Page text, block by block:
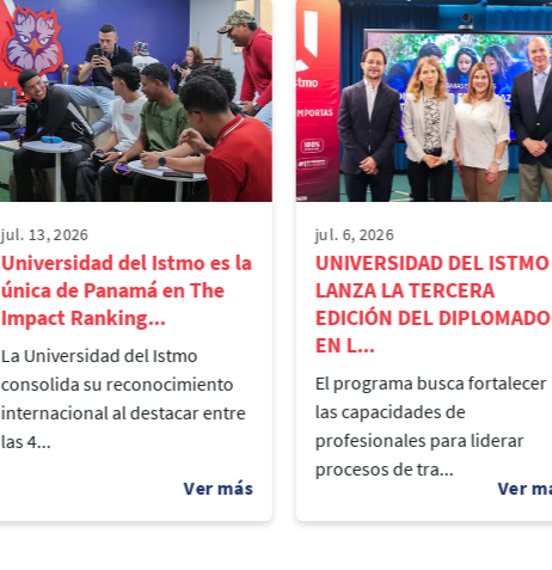
jul. 13, 2026
Universidad del Istmo es la
única de Panamá en The
Impact Ranking...
La Universidad del Istmo
consolida su reconocimiento
internacional al destacar entre
las 4...
jul. 6, 2026
UNIVERSIDAD DEL ISTMO
LANZA LA TERCERA
EDICIÓN DEL DIPLOMADO
EN L...
El programa busca fortalecer
las capacidades de
profesionales para liderar
procesos de tra...